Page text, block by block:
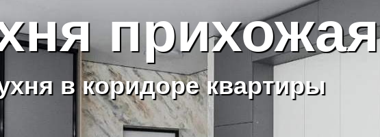
в коридоре квартиры
прихожая